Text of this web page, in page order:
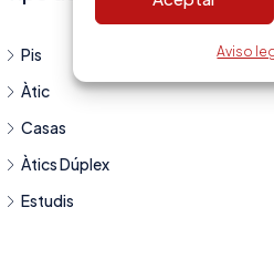
Aviso
Pis
Àtic
Casas
Àtics Dúplex
Estudis